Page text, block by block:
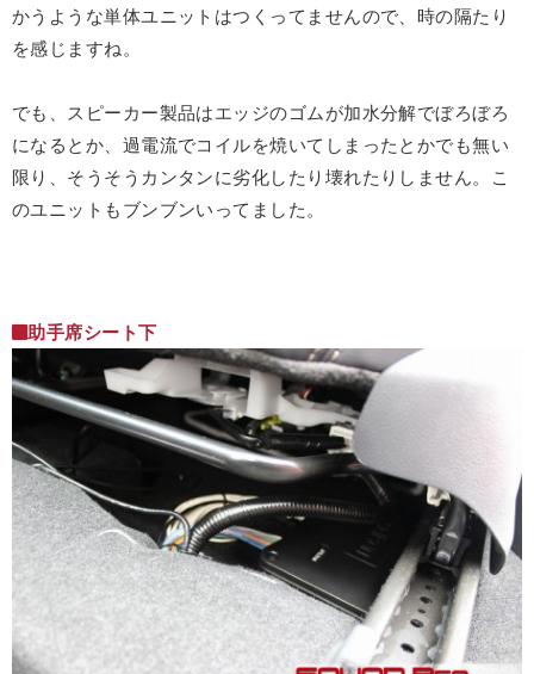
かうような単体ユニットはつくってませんので、時の隔たり
を感じますね。
でも、スピーカー製品はエッジのゴムが加水分解でぼろぼろ
になるとか、過電流でコイルを焼いてしまったとかでも無い
限り、そうそうカンタンに劣化したり壊れたりしません。こ
のユニットもブンブンいってました。
助手席シート下